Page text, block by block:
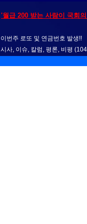
'월급 200 받는 사람이 국회
이번주 로또 및 연금번호 발생!!
시사, 이슈, 칼럼, 평론, 비평